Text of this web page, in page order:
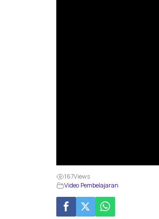
167Views
Video Pembelajaran